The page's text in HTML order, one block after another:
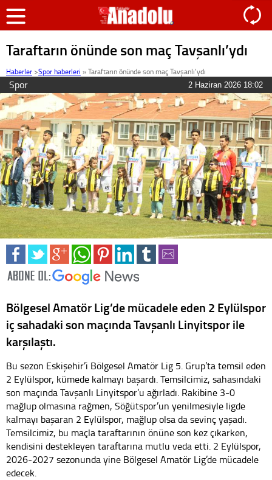
Taraftarın önünde son maç Tavşanlı’ydı
Haberler >Spor haberleri »Taraftarın önünde son maç Tavşanlı’ydı
Spor 2 Haziran 2026 18:02
Bölgesel Amatör Lig’de mücadele eden 2 Eylülspor
iç sahadaki son maçında Tavşanlı Linyitspor ile
karşılaştı.
Bu sezon Eskişehir’i Bölgesel Amatör Lig 5. Grup’ta temsil eden
2 Eylülspor, kümede kalmayı başardı. Temsilcimiz, sahasındaki
son maçında Tavşanlı Linyitspor’u ağırladı. Rakibine 3-0
mağlup olmasına rağmen, Söğütspor’un yenilmesiyle ligde
kalmayı başaran 2 Eylülspor, mağlup olsa da sevinç yaşadı.
Temsilcimiz, bu maçla taraftarının önüne son kez çıkarken,
kendisini destekleyen taraftarına mutlu veda etti. 2 Eylülspor,
2026-2027 sezonunda yine Bölgesel Amatör Lig’de mücadele
edecek.